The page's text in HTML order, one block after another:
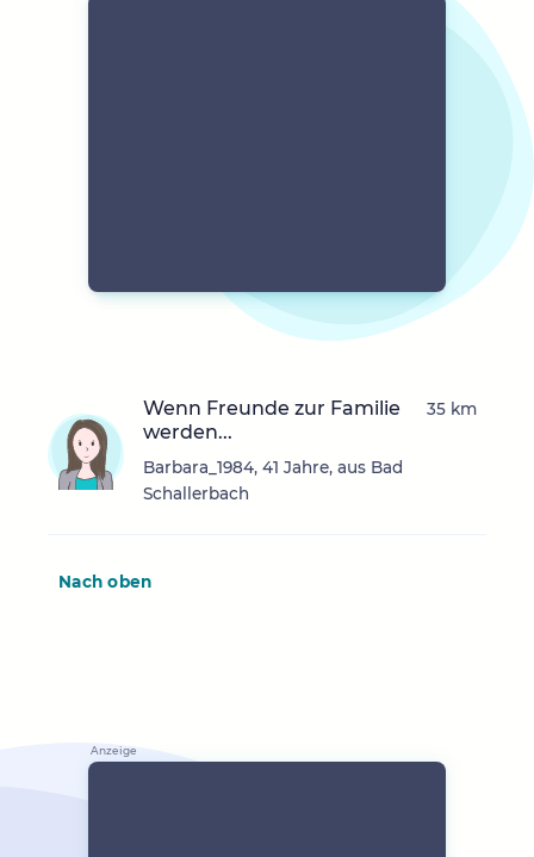
Wenn Freunde zur Familie
werden...
Barbara_1984, 41 Jahre, aus Bad
Schallerbach
35 km
Nach oben